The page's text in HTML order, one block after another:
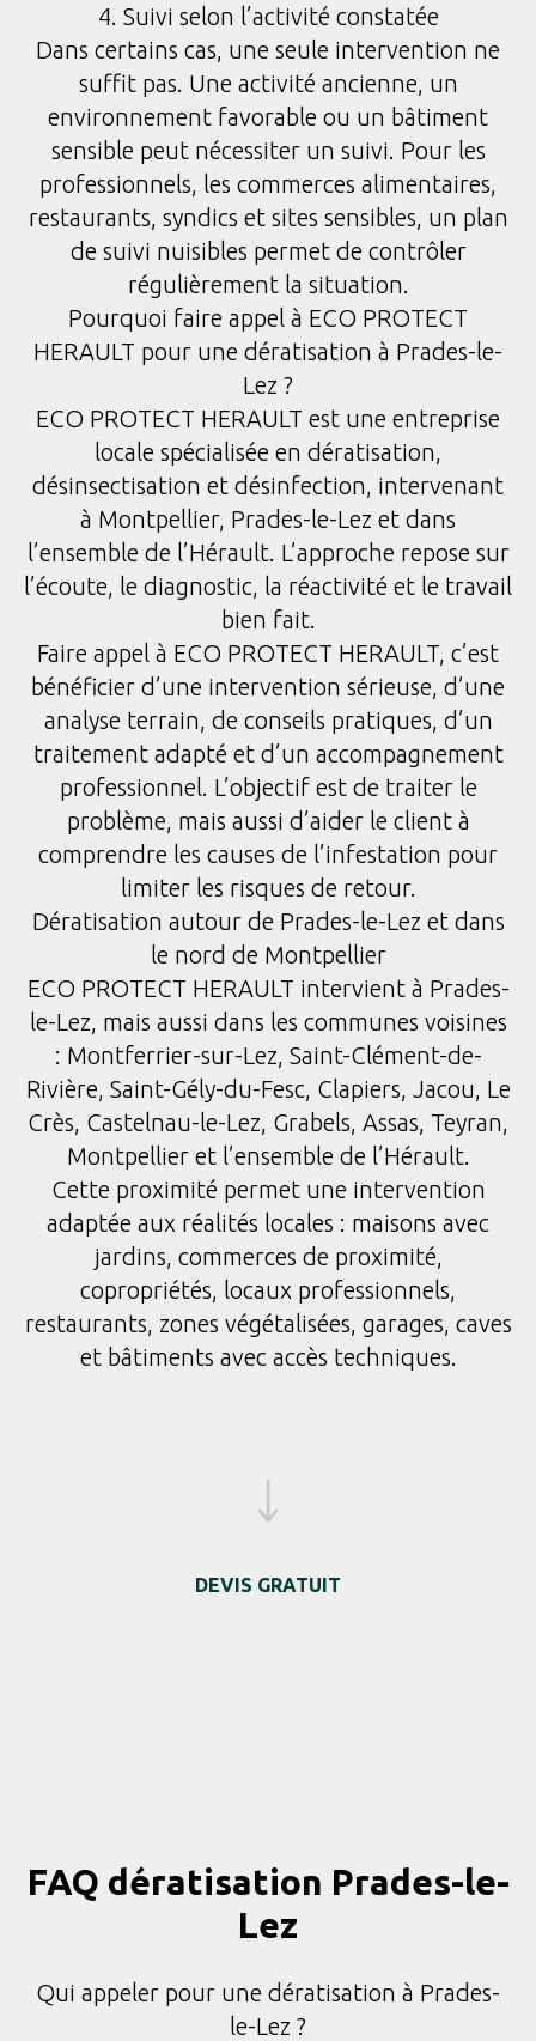
4. Suivi selon l’activité constatée
Dans certains cas, une seule intervention ne
suffit pas. Une activité ancienne, un
environnement favorable ou un bâtiment
sensible peut nécessiter un suivi. Pour les
professionnels, les commerces alimentaires,
restaurants, syndics et sites sensibles, un plan
de suivi nuisibles permet de contrôler
régulièrement la situation.
Pourquoi faire appel à ECO PROTECT
HERAULT pour une dératisation à Prades-le-
Lez ?
ECO PROTECT HERAULT est une entreprise
locale spécialisée en dératisation,
désinsectisation et désinfection, intervenant
à Montpellier, Prades-le-Lez et dans
l’ensemble de l’Hérault. L’approche repose sur
l’écoute, le diagnostic, la réactivité et le travail
bien fait.
Faire appel à ECO PROTECT HERAULT, c’est
bénéficier d’une intervention sérieuse, d’une
analyse terrain, de conseils pratiques, d’un
traitement adapté et d’un accompagnement
professionnel. L’objectif est de traiter le
problème, mais aussi d’aider le client à
comprendre les causes de l’infestation pour
limiter les risques de retour.
Dératisation autour de Prades-le-Lez et dans
le nord de Montpellier
ECO PROTECT HERAULT intervient à Prades-
le-Lez, mais aussi dans les communes voisines
: Montferrier-sur-Lez, Saint-Clément-de-
Rivière, Saint-Gély-du-Fesc, Clapiers, Jacou, Le
Crès, Castelnau-le-Lez, Grabels, Assas, Teyran,
Montpellier et l’ensemble de l’Hérault.
Cette proximité permet une intervention
adaptée aux réalités locales : maisons avec
jardins, commerces de proximité,
copropriétés, locaux professionnels,
restaurants, zones végétalisées, garages, caves
et bâtiments avec accès techniques.
DEVIS GRATUIT
FAQ dératisation Prades-le-
Lez
Qui appeler pour une dératisation à Prades-
le-Lez ?